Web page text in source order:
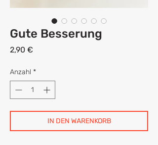
Gute Besserung
2,90 €
Anzahl *
IN DEN WARENKORB